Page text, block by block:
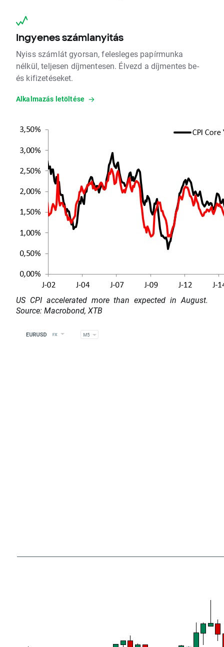
Ingyenes számlanyitás
Nyiss számlát gyorsan, felesleges papírmunka
nélkül, teljesen díjmentesen. Élvezd a díjmentes be-
és kifizetéseket.
Alkalmazás letöltése
US CPI accelerated more than expected in August.
Source: Macrobond, XTB